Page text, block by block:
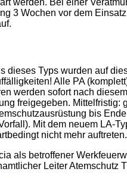
werden. Bei einer
3 Wochen vor dem
dieses Typs wurden auf
Alle PA
werden sofort nach
freigegeben. Mittelfristig:
bis
Mit dem neuem LA-
nicht mehr auftreten.
als betroffener
Leiter Atemschutz